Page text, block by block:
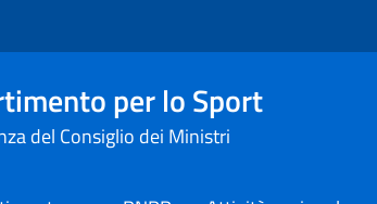
per lo Sport
del Consiglio dei Ministri